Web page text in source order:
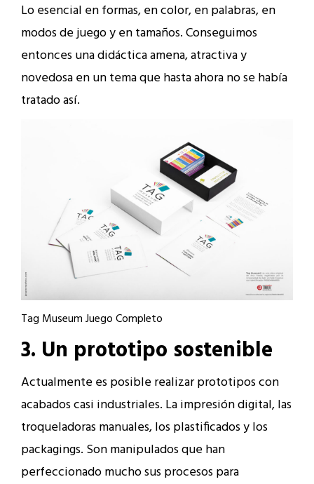
Lo esencial en formas, en color, en palabras, en
modos de juego y en tamaños. Conseguimos
entonces una didáctica amena, atractiva y
novedosa en un tema que hasta ahora no se había
tratado así.
Tag Museum Juego Completo
3. Un prototipo sostenible
Actualmente es posible realizar prototipos con
acabados casi industriales. La impresión digital, las
troqueladoras manuales, los plastificados y los
packagings. Son manipulados que han
perfeccionado mucho sus procesos para